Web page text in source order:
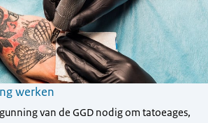
werken
van de GGD nodig om tatoeages,